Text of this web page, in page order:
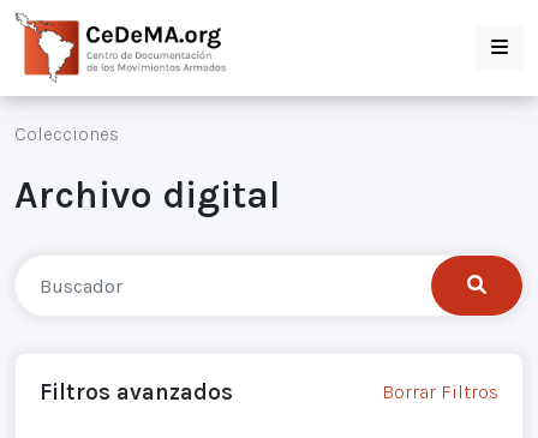
Colecciones
Archivo digital
Filtros avanzados Borrar Filtros